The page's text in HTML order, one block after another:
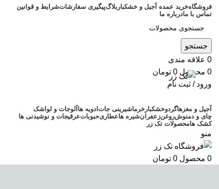
فروشگاهخرید عمده آجیل و خشکبار بلاگپیگیری سفارشاتشرایط و قوانین
تماس با مادرباره ما
جستجو
0 علاقه مندی
0 محصول 0 تومان
ورود / ثبت نام
آجیل و مغزهاگردوخشکبار خرماشیرینی جات ادویه ها آلوجات و لواشک
چای و دمنوشروغنزعفرانشیره هاعطاریحبوباتعرقیجات و نوشیدنی ها
کشک هامحصولات تک زر
منو
0 محصول 0 تومان